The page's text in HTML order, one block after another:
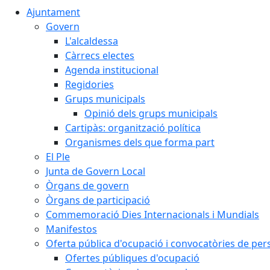
Ajuntament
Govern
L'alcaldessa
Càrrecs electes
Agenda institucional
Regidories
Grups municipals
Opinió dels grups municipals
Cartipàs: organització política
Organismes dels que forma part
El Ple
Junta de Govern Local
Òrgans de govern
Òrgans de participació
Commemoració Dies Internacionals i Mundials
Manifestos
Oferta pública d'ocupació i convocatòries de
Ofertes públiques d'ocupació